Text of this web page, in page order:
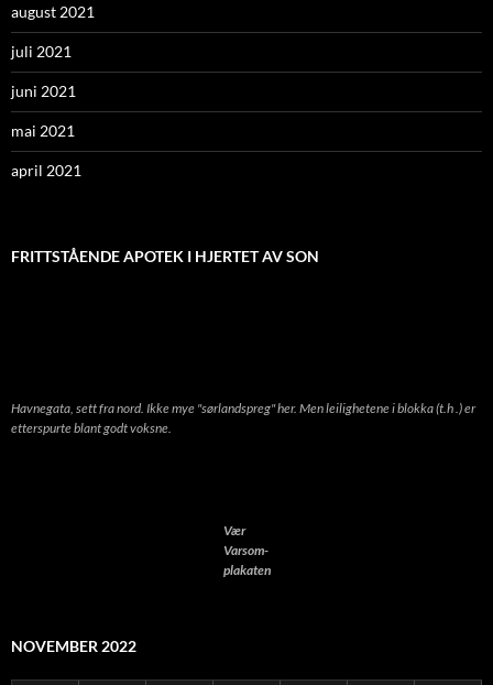
august 2021
juli 2021
juni 2021
mai 2021
april 2021
FRITTSTÅENDE APOTEK I HJERTET AV SON
Havnegata, sett fra nord. Ikke mye "sørlandspreg" her. Men leilighetene i blokka (t.h .) er
etterspurte blant godt voksne.
Vær
Varsom-
plakaten
NOVEMBER 2022